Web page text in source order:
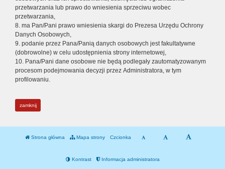
przetwarzania lub prawo do wniesienia sprzeciwu wobec
przetwarzania,
8. ma Pan/Pani prawo wniesienia skargi do Prezesa Urzędu Ochrony
Danych Osobowych,
9. podanie przez Pana/Panią danych osobowych jest fakultatywne
(dobrowolne) w celu udostępnienia strony internetowej,
10. Pana/Pani dane osobowe nie będą podlegały zautomatyzowanym
procesom podejmowania decyzji przez Administratora, w tym
profilowaniu.
zamknij
Strona główna Mapa strony Czcionka
Kontrast Informacja administratora